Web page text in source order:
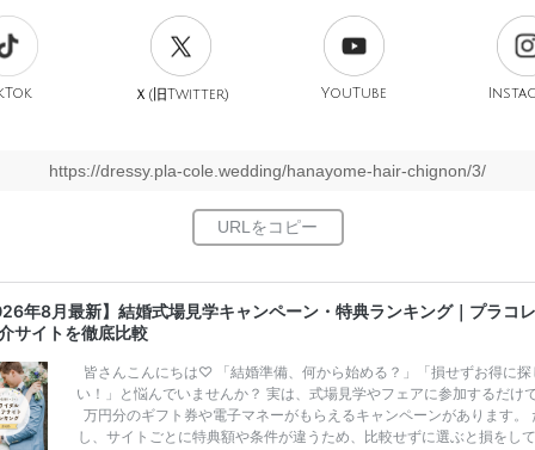
Ｘ(旧Twitter) YouTube
https://dressy.pla-cole.wedding/hanayome-hair-chignon/3/
年8月最新】結婚式場見学キャンペーン・特典ランキング｜プラコ
サイトを徹底比較
皆さんこんにちは♡ 「結婚準備、何から始める？」「損せずお得に探
い！」と悩んでいませんか？ 実は、式場見学やフェアに参加するだけ
万円分のギフト券や電子マネーがもらえるキャンペーンがあります。
し、サイトごとに特典額や条件が違うため、比較せずに選ぶと損をし